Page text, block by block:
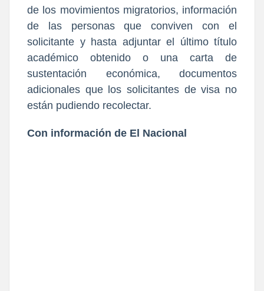
de los movimientos migratorios, información
de las personas que conviven con el
solicitante y hasta adjuntar el último título
académico obtenido o una carta de
sustentación económica, documentos
adicionales que los solicitantes de visa no
están pudiendo recolectar.
Con información de El Nacional